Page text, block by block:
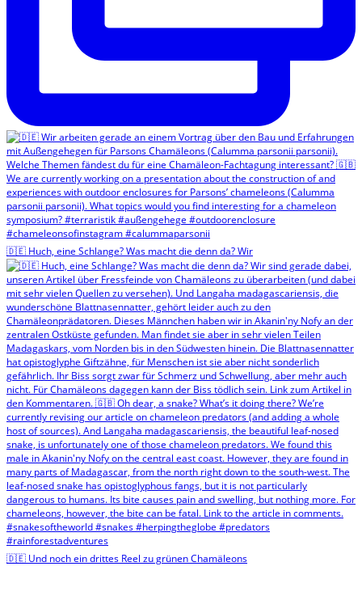
🇩🇪 Huch, eine Schlange? Was macht die denn da? Wir
🇩🇪 Und noch ein drittes Reel zu grünen Chamäleons